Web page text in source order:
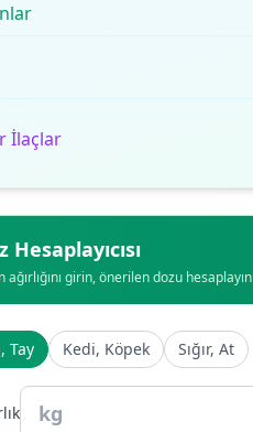
İlaçlar
Hesaplayıcısı
ağırlığını girin, önerilen dozu hesaplayın
Tay Kedi, Köpek Sığır, At